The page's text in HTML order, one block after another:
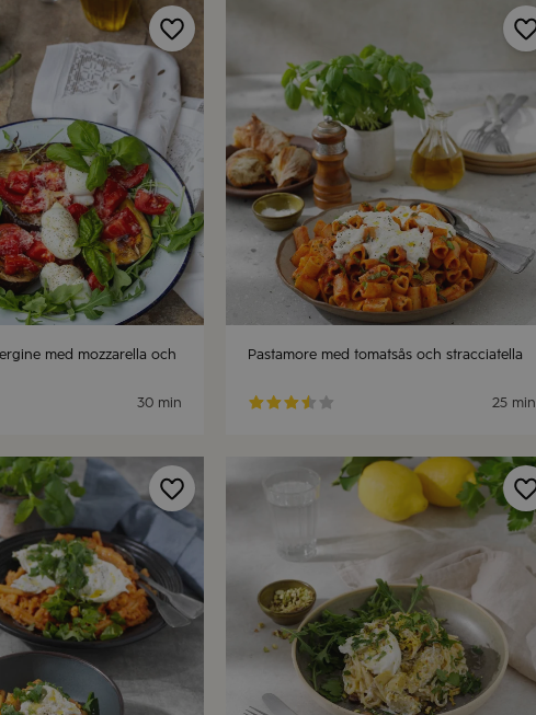
med mozzarella och
30 min
Pastamore med tomatsås och stracciatella
25 min